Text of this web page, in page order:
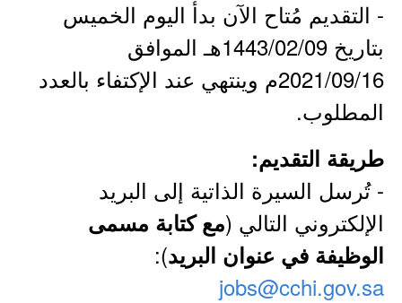
- التقديم مُتاح الآن بدأ اليوم الخميس
بتاريخ 1443/02/09هـ الموافق
2021/09/16م وينتهي عند الإكتفاء بالعدد
المطلوب.
طريقة التقديم:
- تُرسل السيرة الذاتية إلى البريد
الإلكتروني التالي (مع كتابة مسمى
الوظيفة في عنوان البريد):
jobs@cchi.gov.sa